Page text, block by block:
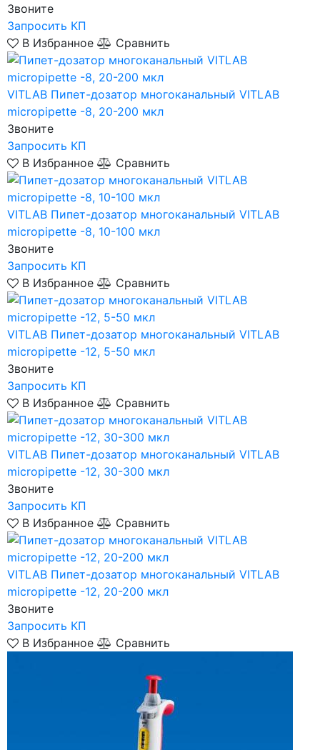
Звоните
Запросить КП
В Избранное
Сравнить
VITLAB Пипет-дозатор многоканальный VITLAB
micropipette -8, 20-200 мкл
Звоните
Запросить КП
В Избранное
Сравнить
VITLAB Пипет-дозатор многоканальный VITLAB
micropipette -8, 10-100 мкл
Звоните
Запросить КП
В Избранное
Сравнить
VITLAB Пипет-дозатор многоканальный VITLAB
micropipette -12, 5-50 мкл
Звоните
Запросить КП
В Избранное
Сравнить
VITLAB Пипет-дозатор многоканальный VITLAB
micropipette -12, 30-300 мкл
Звоните
Запросить КП
В Избранное
Сравнить
VITLAB Пипет-дозатор многоканальный VITLAB
micropipette -12, 20-200 мкл
Звоните
Запросить КП
В Избранное
Сравнить